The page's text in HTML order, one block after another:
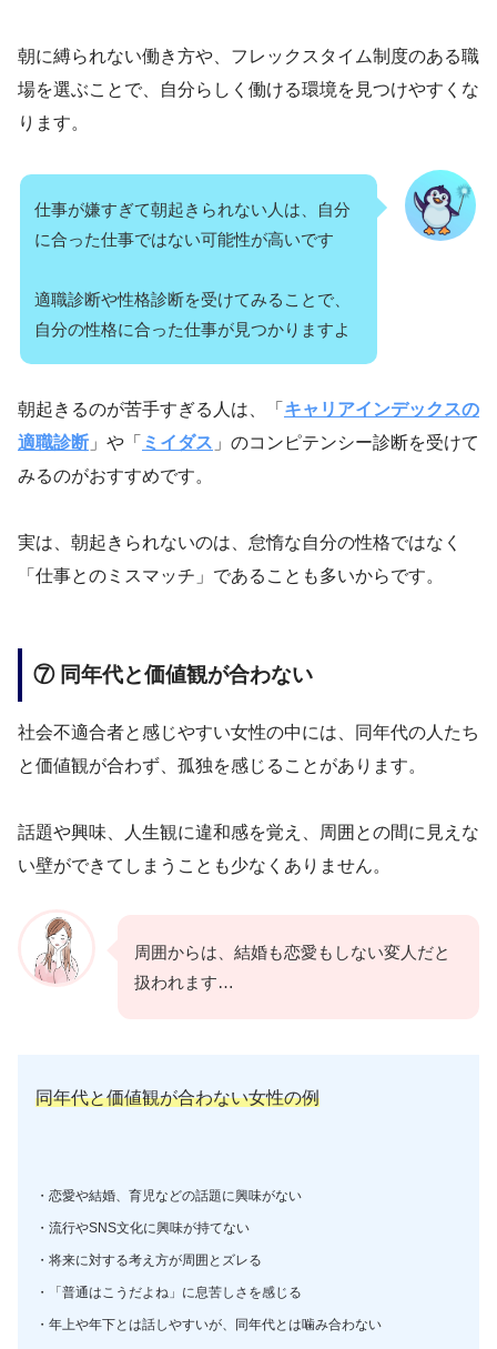
朝に縛られない働き方や、フレックスタイム制度のある職
場を選ぶことで、自分らしく働ける環境を見つけやすくな
ります。
仕事が嫌すぎて朝起きられない人は、自分
に合った仕事ではない可能性が高いです
適職診断や性格診断を受けてみることで、
自分の性格に合った仕事が見つかりますよ
朝起きるのが苦手すぎる人は、「 キャリアインデックスの
適職診断 」や「 ミイダス 」のコンピテンシー診断を受けて
みるのがおすすめです。
実は、朝起きられないのは、怠惰な自分の性格ではなく
「仕事とのミスマッチ」であることも多いからです。
⑦ 同年代と価値観が合わない
社会不適合者と感じやすい女性の中には、同年代の人たち
と価値観が合わず、孤独を感じることがあります。
話題や興味、人生観に違和感を覚え、周囲との間に見えな
い壁ができてしまうことも少なくありません。
周囲からは、結婚も恋愛もしない変人だと
扱われます…
同年代と価値観が合わない女性の例
・恋愛や結婚、育児などの話題に興味がない
・流行やSNS文化に興味が持てない
・将来に対する考え方が周囲とズレる
・「普通はこうだよね」に息苦しさを感じる
・年上や年下とは話しやすいが、同年代とは噛み合わない